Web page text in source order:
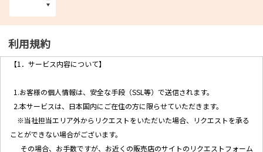
利用規約
【1．サービス内容について】
1.お客様の個人情報は、安全な手段（SSL等）で送信されます。
2.本サービスは、日本国内にご在住の方に限らせていただきます。
※当社担当エリア外からリクエストをいただいた場合、リクエストを承る
ことができない場合がございます。
その場合、お手数ですが、お近くの販売店のサイトのリクエストフォーム